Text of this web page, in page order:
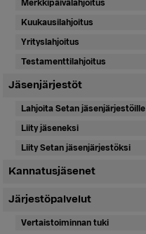
Merkkipäivälahjoitus
Kuukausilahjoitus
Yrityslahjoitus
Testamenttilahjoitus
Jäsenjärjestöt
Lahjoita Setan jäsenjärjestöille
Liity jäseneksi
Liity Setan jäsenjärjestöksi
Kannatusjäsenet
Järjestöpalvelut
Vertaistoiminnan tuki